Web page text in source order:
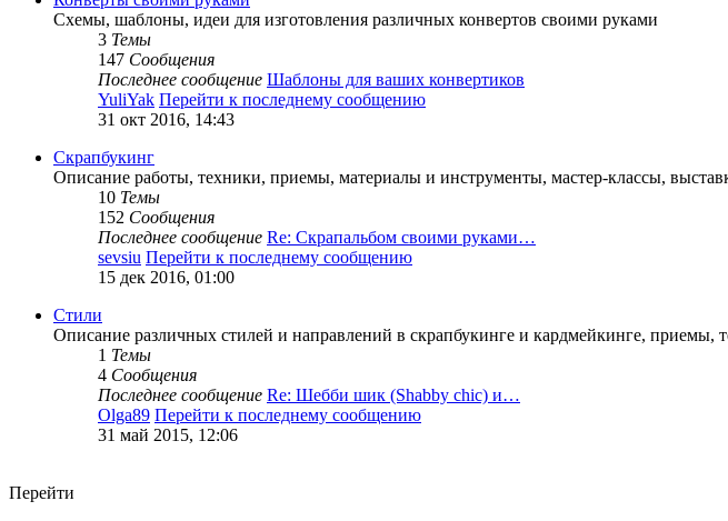
Схемы, шаблоны, идеи для изготовления различных конвертов своими руками
3 Темы
147 Сообщения
Последнее сообщение Шаблоны для ваших конвертиков
YuliYak Перейти к последнему сообщению
31 окт 2016, 14:43
Скрапбукинг
Описание работы, техники, приемы, материалы и инструменты, мастер-классы,
10 Темы
152 Сообщения
Последнее сообщение Re: Скрапальбом своими руками…
sevsiu Перейти к последнему сообщению
15 дек 2016, 01:00
Стили
Описание различных стилей и направлений в скрапбукинге и кардмейкинге, приемы,
1 Темы
4 Сообщения
Последнее сообщение Re: Шебби шик (Shabby chic) и…
Olga89 Перейти к последнему сообщению
31 май 2015, 12:06
Перейти